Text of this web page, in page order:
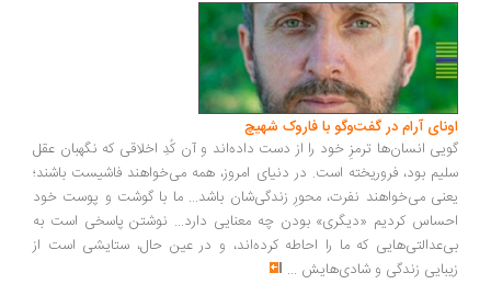
آرام در گفت‌وگو با فاروک شهیچ‭
انسان‌ها ترمزِ خود را از دست داده‌اند و آن کُدِ اخلاقی که نگهبان عقل
بود، فروریخته است. در دنیای امروز، همه می‌خواهند فاشیست باشند؛
می‌خواهند نفرت، محورِ زندگی‌شان باشد... ما با گوشت و پوست خود
کردیم «دیگری» بودن چه معنایی دارد... نوشتن پاسخی است به
که ما را احاطه کرده‌اند، و در عین حال، ستایشی است از
زندگی و شادی‌هایش...